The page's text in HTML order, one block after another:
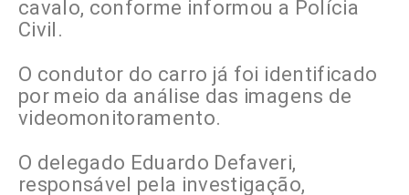
cavalo, conforme informou a Polícia
Civil.
O condutor do carro já foi identificado
por meio da análise das imagens de
videomonitoramento.
O delegado Eduardo Defaveri,
responsável pela investigação,